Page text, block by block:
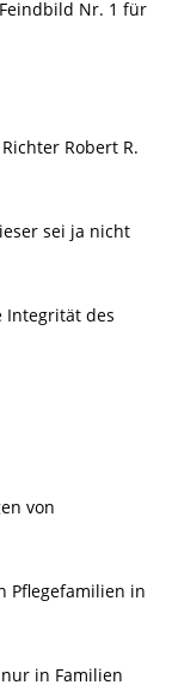
Nr. 1 für
Robert R.
sei ja nicht
des
von
Pflegefamilien in
in Familien